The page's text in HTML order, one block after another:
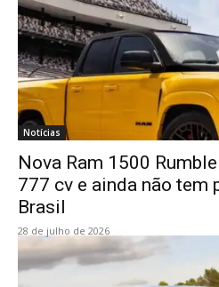
Notícias
Nova Ram 1500
777 cv e ainda não tem
Brasil
28 de julho de 2026